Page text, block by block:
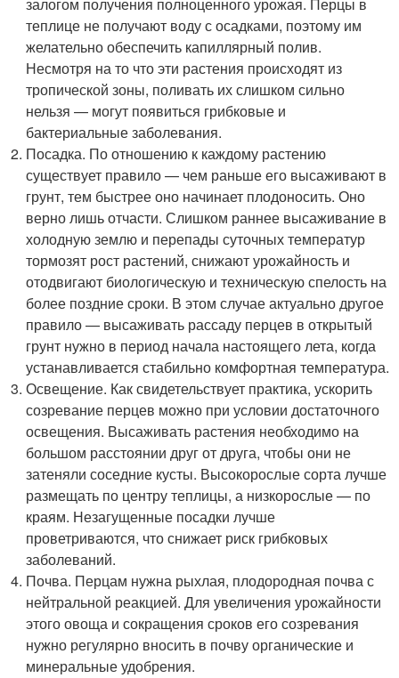
залогом получения полноценного урожая. Перцы в
теплице не получают воду с осадками, поэтому им
желательно обеспечить капиллярный полив.
Несмотря на то что эти растения происходят из
тропической зоны, поливать их слишком сильно
нельзя — могут появиться грибковые и
бактериальные заболевания.
Посадка. По отношению к каждому растению
существует правило — чем раньше его высаживают в
грунт, тем быстрее оно начинает плодоносить. Оно
верно лишь отчасти. Слишком раннее высаживание в
холодную землю и перепады суточных температур
тормозят рост растений, снижают урожайность и
отодвигают биологическую и техническую спелость на
более поздние сроки. В этом случае актуально другое
правило — высаживать рассаду перцев в открытый
грунт нужно в период начала настоящего лета, когда
устанавливается стабильно комфортная температура.
Освещение. Как свидетельствует практика, ускорить
созревание перцев можно при условии достаточного
освещения. Высаживать растения необходимо на
большом расстоянии друг от друга, чтобы они не
затеняли соседние кусты. Высокорослые сорта лучше
размещать по центру теплицы, а низкорослые — по
краям. Незагущенные посадки лучше
проветриваются, что снижает риск грибковых
заболеваний.
Почва. Перцам нужна рыхлая, плодородная почва с
нейтральной реакцией. Для увеличения урожайности
этого овоща и сокращения сроков его созревания
нужно регулярно вносить в почву органические и
минеральные удобрения.